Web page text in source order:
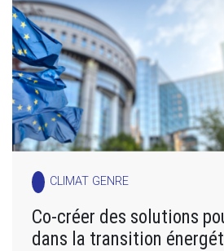
CLIMAT GENRE
Co-créer des solutions
dans la transition